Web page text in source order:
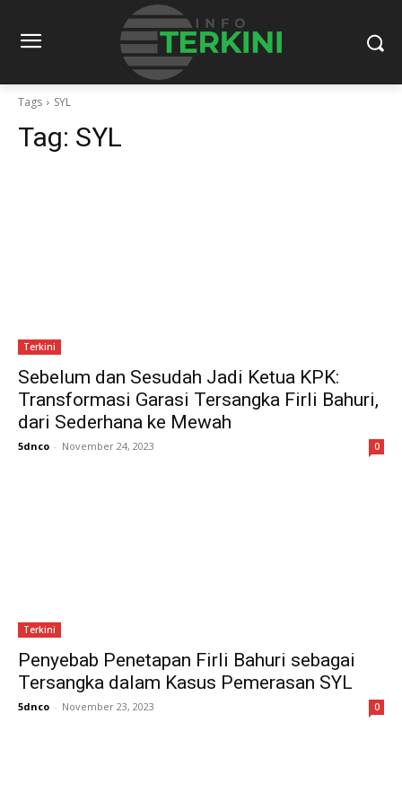
Tags SYL
Tag: SYL
Terkini
Sebelum dan Sesudah Jadi Ketua KPK:
Transformasi Garasi Tersangka Firli Bahuri,
dari Sederhana ke Mewah
5dnco - November 24, 2023 0
Terkini
Penyebab Penetapan Firli Bahuri sebagai
Tersangka dalam Kasus Pemerasan SYL
5dnco - November 23, 2023 0